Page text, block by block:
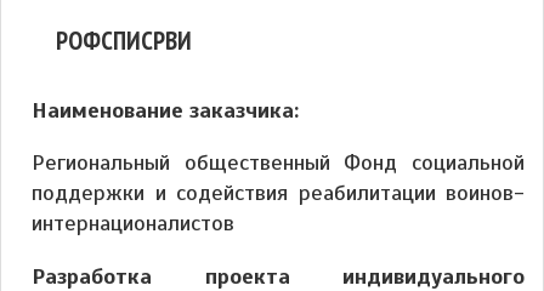
РОФСПИСРВИ
Наименование заказчика:
Региональный общественный Фонд социальной
поддержки и содействия реабилитации воинов-
интернационалистов
Разработка проекта индивидуального